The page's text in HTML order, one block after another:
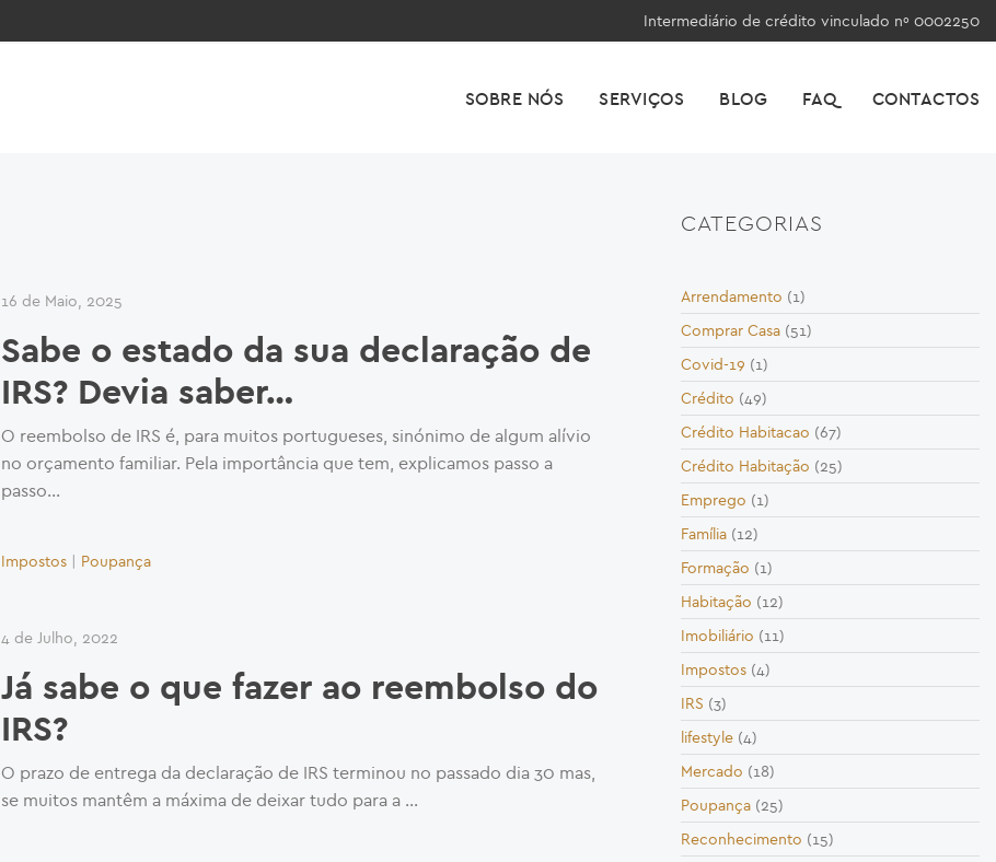
Intermediário de crédito vinculado nº 0002250
SOBRE NÓS SERVIÇOS BLOG FAQ CONTACTOS
16 de Maio, 2025
Sabe o estado da sua declaração de
IRS? Devia saber…
O reembolso de IRS é, para muitos portugueses, sinónimo de algum alívio
no orçamento familiar. Pela importância que tem, explicamos passo a
passo...
Impostos | Poupança
4 de Julho, 2022
Já sabe o que fazer ao reembolso do
IRS?
O prazo de entrega da declaração de IRS terminou no passado dia 30 mas,
se muitos mantêm a máxima de deixar tudo para a …
CATEGORIAS
Arrendamento (1)
Comprar Casa (51)
Covid-19 (1)
Crédito (49)
Crédito Habitacao (67)
Crédito Habitação (25)
Emprego (1)
Família (12)
Formação (1)
Habitação (12)
Imobiliário (11)
Impostos (4)
IRS (3)
lifestyle (4)
Mercado (18)
Poupança (25)
Reconhecimento (15)